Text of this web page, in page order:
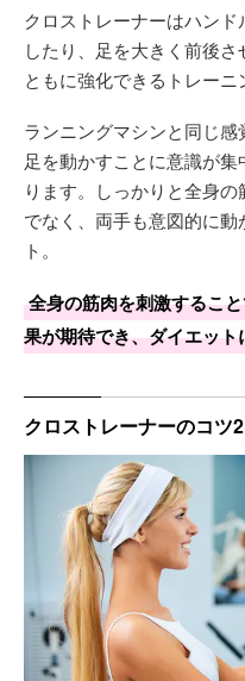
クロストレーナーはハン
したり、足を大きく前後
ともに強化できるトレーニ
ランニングマシンと同じ
足を動かすことに意識が
ります。しっかりと全身
でなく、両手も意図的に
ト。
全身の筋肉を刺激するこ
果が期待でき、ダイエット
クロストレーナーのコツ